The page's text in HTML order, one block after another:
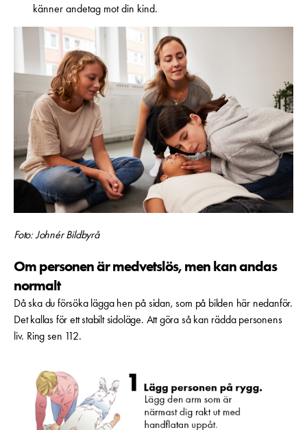
känner andetag mot din kind.
Foto: Johnér Bildbyrå
Om personen är medvetslös, men kan andas
normalt
Då ska du försöka lägga hen på sidan, som på bilden här nedanför.
Det kallas för ett stabilt sidoläge. Att göra så kan rädda personens
liv. Ring sen 112.